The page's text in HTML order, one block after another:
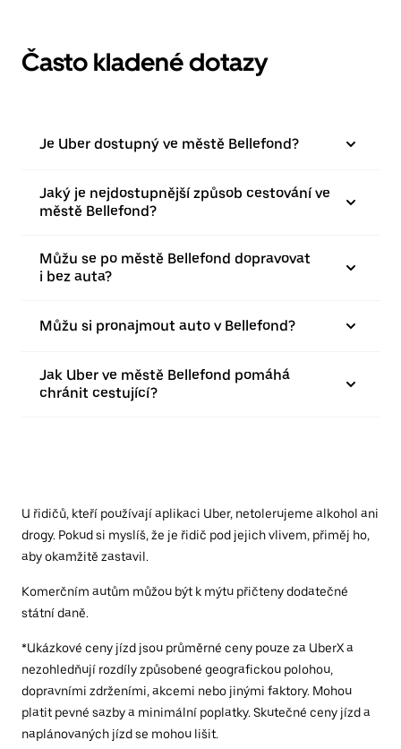
Často kladené dotazy
Je Uber dostupný ve městě Bellefond?
Jaký je nejdostupnější způsob cestování ve
městě Bellefond?
Můžu se po městě Bellefond dopravovat
i bez auta?
Můžu si pronajmout auto v Bellefond?
Jak Uber ve městě Bellefond pomáhá
chránit cestující?
U řidičů, kteří používají aplikaci Uber, netolerujeme alkohol ani
drogy. Pokud si myslíš, že je řidič pod jejich vlivem, přiměj ho,
aby okamžitě zastavil.
Komerčním autům můžou být k mýtu přičteny dodatečné
státní daně.
*Ukázkové ceny jízd jsou průměrné ceny pouze za UberX a
nezohledňují rozdíly způsobené geografickou polohou,
dopravními zdrženími, akcemi nebo jinými faktory. Mohou
platit pevné sazby a minimální poplatky. Skutečné ceny jízd a
naplánovaných jízd se mohou lišit.